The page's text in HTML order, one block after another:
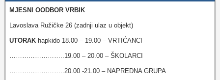
MJESNI OODBOR VRBIK
Lavoslava Ružičke 26 (zadnji ulaz u objekt)
UTORAK-hapkido 18.00 – 19.00 – VRTIĆANCI
……………………..19.00 – 20.00 – ŠKOLARCI
……………………..20.00 -21.00 – NAPREDNA GRUPA